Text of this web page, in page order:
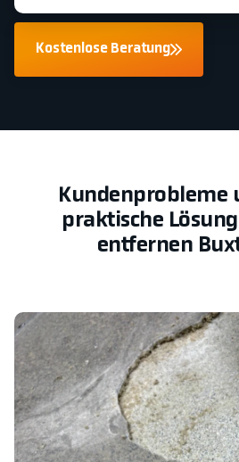
Kostenlose Beratung
Kundenprobleme
praktische
entfernen